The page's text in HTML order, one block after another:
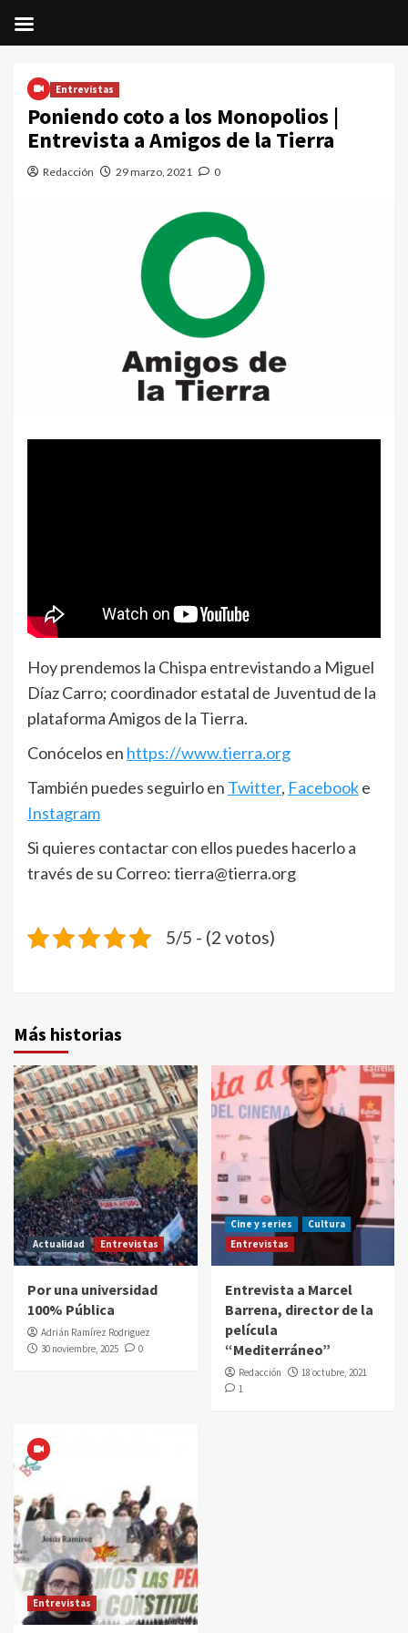
contenido
Entrevistas
Poniendo coto a los Monopolios |
Entrevista a Amigos de la Tierra
Redacción 29 marzo, 2021 0
Hoy prendemos la Chispa entrevistando a Miguel
Díaz Carro; coordinador estatal de Juventud de la
plataforma Amigos de la Tierra.
Conócelos en https://www.tierra.org
También puedes seguirlo en Twitter, Facebooke
Instagram
Si quieres contactar con ellos puedes hacerlo a
través de su Correo: tierra@tierra.org
5/5 - (2 votos)
Más historias
Actualidad Entrevistas
Por una universidad
100% Pública
Adrián Ramírez Rodriguez
30 noviembre, 2025
0
Cine y series
Cultura
Entrevistas
Entrevista a Marcel
Barrena, director de la
película
“Mediterráneo”
Redacción
18 octubre, 2021
1
Entrevistas